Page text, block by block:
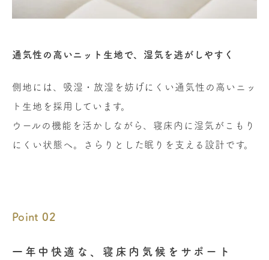
通気性の高いニット生地で、湿気を逃がしやすく
側地には、吸湿・放湿を妨げにくい通気性の高いニッ
ト生地を採用しています。
ウールの機能を活かしながら、寝床内に湿気がこもり
にくい状態へ。さらりとした眠りを支える設計です。
Point 02
一年中快適な、寝床内気候をサポート